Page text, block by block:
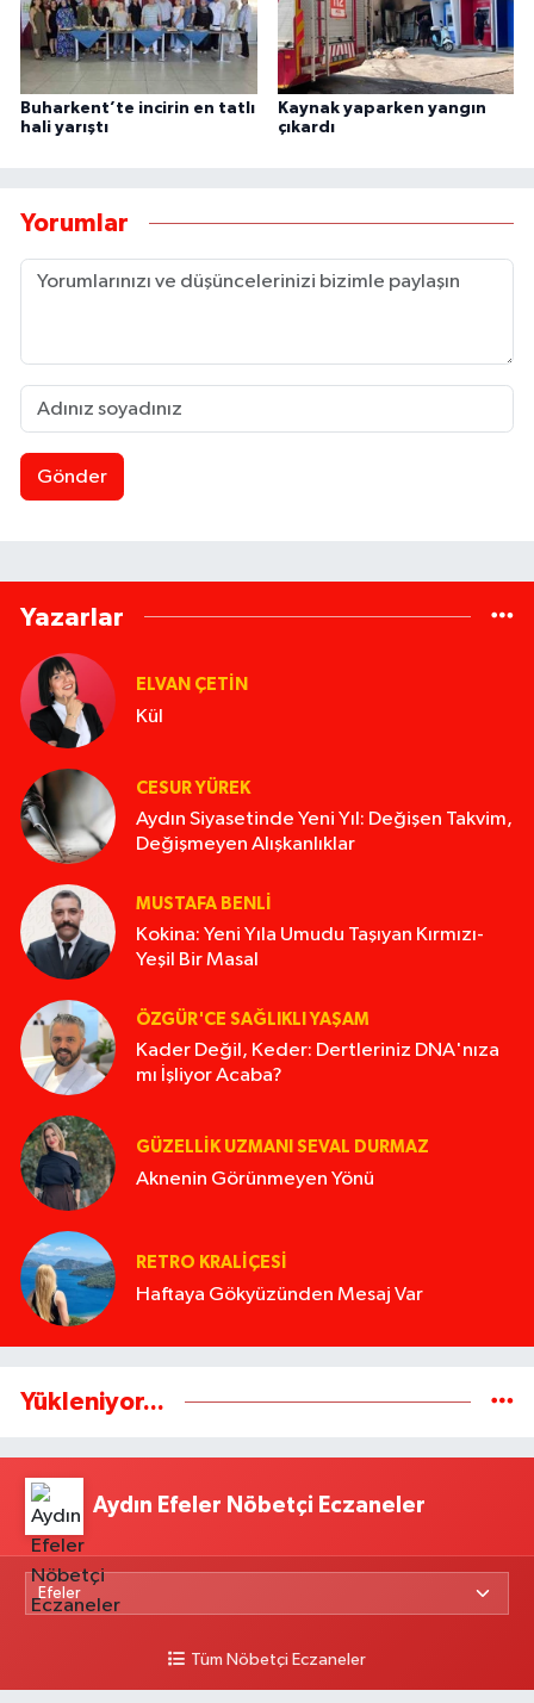
Buharkent’te incirin en tatlı
hali yarıştı
Kaynak yaparken yangın
çıkardı
Yorumlar
Gönder
Yazarlar
ELVAN ÇETIN
Kül
CESUR YÜREK
Aydın Siyasetinde Yeni Yıl: Değişen Takvim,
Değişmeyen Alışkanlıklar
MUSTAFA BENLI
Kokina: Yeni Yıla Umudu Taşıyan Kırmızı-
Yeşil Bir Masal
ÖZGÜR'CE SAĞLIKLI YAŞAM
Kader Değil, Keder: Dertleriniz DNA'nıza
mı İşliyor Acaba?
GÜZELLIK UZMANI SEVAL DURMAZ
Aknenin Görünmeyen Yönü
RETRO KRALIÇESI
Haftaya Gökyüzünden Mesaj Var
Yükleniyor...
Aydın Efeler Nöbetçi Eczaneler
Tüm Nöbetçi Eczaneler